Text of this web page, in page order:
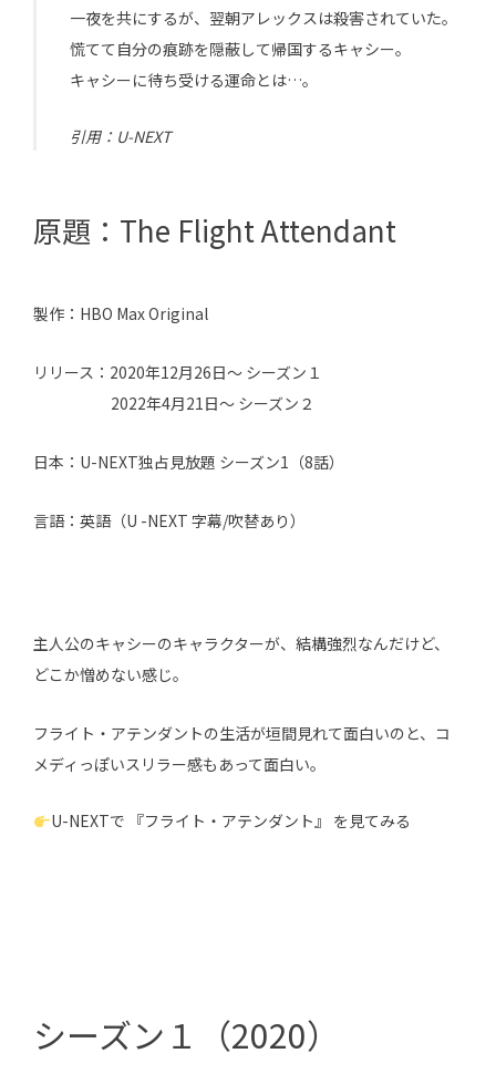
一夜を共にするが、翌朝アレックスは殺害されていた。
慌てて自分の痕跡を隠蔽して帰国するキャシー。
キャシーに待ち受ける運命とは…。
引用：U-NEXT
原題：The Flight Attendant
製作：HBO Max Original
リリース：2020年12月26日〜 シーズン１
2022年4月21日〜 シーズン２
日本：U-NEXT独占見放題 シーズン1（8話）
言語：英語（U -NEXT 字幕/吹替あり）
主人公のキャシーのキャラクターが、結構強烈なんだけど、
どこか憎めない感じ。
フライト・アテンダントの生活が垣間見れて面白いのと、コ
メディっぽいスリラー感もあって面白い。
U-NEXTで 『フライト・アテンダント』 を見てみる
シーズン１（2020）